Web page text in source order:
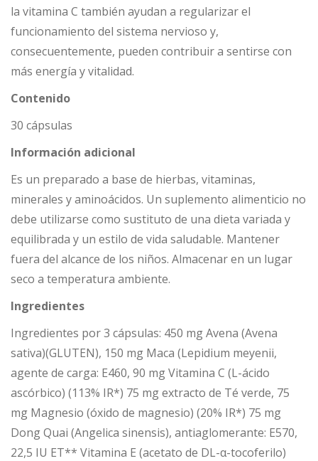
la vitamina C también ayudan a regularizar el
funcionamiento del sistema nervioso y,
consecuentemente, pueden contribuir a sentirse con
más energía y vitalidad.
Contenido
30 cápsulas
Información adicional
Es un preparado a base de hierbas, vitaminas,
minerales y aminoácidos. Un suplemento alimenticio no
debe utilizarse como sustituto de una dieta variada y
equilibrada y un estilo de vida saludable. Mantener
fuera del alcance de los niños. Almacenar en un lugar
seco a temperatura ambiente.
Ingredientes
Ingredientes por 3 cápsulas: 450 mg Avena (Avena
sativa)(GLUTEN), 150 mg Maca (Lepidium meyenii,
agente de carga: E460, 90 mg Vitamina C (L-ácido
ascórbico) (113% IR*) 75 mg extracto de Té verde, 75
mg Magnesio (óxido de magnesio) (20% IR*) 75 mg
Dong Quai (Angelica sinensis), antiaglomerante: E570,
22,5 IU ET** Vitamina E (acetato de DL-α-tocoferilo)